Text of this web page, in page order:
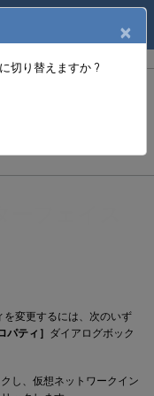
変更するには、次のいず
パティ］ ダイアログボック
し、仮想ネットワークイン
ーフェイスプ
×
切り替えますか ?